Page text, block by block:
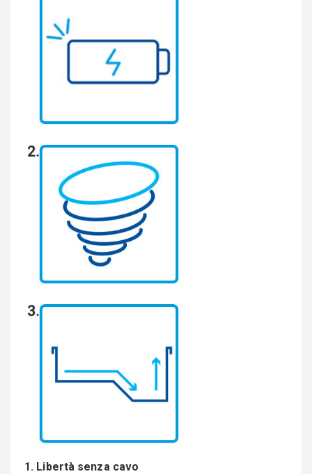
1. Libertà senza cavo